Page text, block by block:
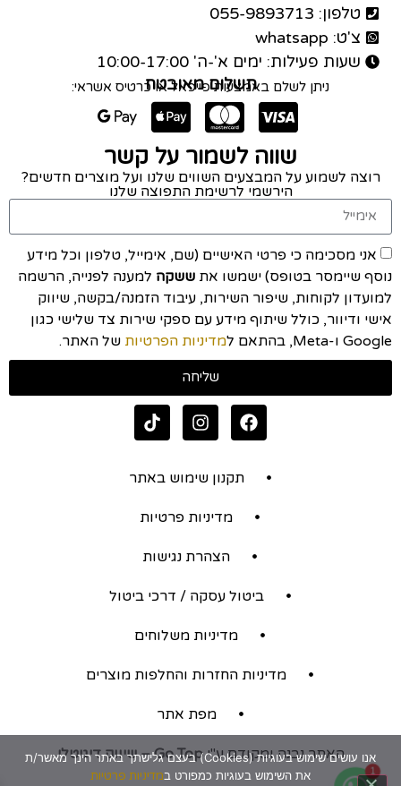
טלפון: 055-9893713
צ'ט: whatsapp
שעות פעילות: ימים א'-ה' 10:00-17:00
תשלום מאובטח
ניתן לשלם באמצעות פייפאל או כרטיס אשראי:
שווה לשמור על קשר
רוצה לשמוע על המבצעים השווים שלנו ועל מוצרים חדשים?
הירשמי לרשימת התפוצה שלנו
אני מסכימה כי פרטי האישיים (שם, אימייל, טלפון וכל מידע
נוסף שיימסר בטופס) ישמשו את ששקה למענה לפנייה, הרשמה
למועדון לקוחות, שיפור השירות, עיבוד הזמנה/בקשה, שיווק
אישי ודיוור, כולל שיתוף מידע עם ספקי שירות צד שלישי כגון
Google ו-Meta, בהתאם ל
מדיניות הפרטיות של האתר.
שליחה
תקנון שימוש באתר
מדיניות פרטיות
הצהרת נגישות
ביטול עסקה / דרכי ביטול
מדיניות משלוחים
מדיניות החזרות והחלפות מוצרים
מפת אתר
האתר נבנה ומקודם ע"יGo Top – שיווק דיגיטלי
אנו עושים שימוש בעוגיות (Cookies) בעצם גלישתך באתר הינך מאשר/ת
את השימוש בעוגיות כמפורט במדיניות פרטיות 1